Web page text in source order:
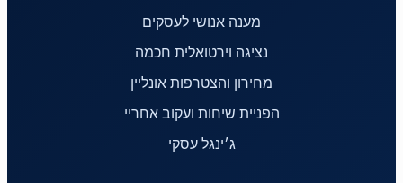
מענה אנושי לעסקים
נציגה וירטואלית חכמה
מחירון והצטרפות אונליין
הפניית שיחות ועקוב אחריי
ג׳ינגל עסקי